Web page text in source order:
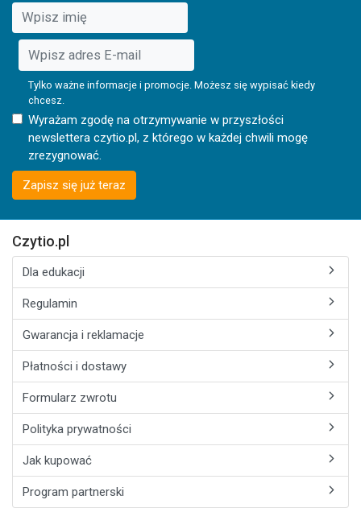
Tylko ważne informacje i promocje. Możesz się wypisać kiedy
chcesz.
Wyrażam zgodę na otrzymywanie w przyszłości
newslettera czytio.pl, z którego w każdej chwili mogę
zrezygnować.
Zapisz się już teraz
Czytio.pl
Dla edukacji
Regulamin
Gwarancja i reklamacje
Płatności i dostawy
Formularz zwrotu
Polityka prywatności
Jak kupować
Program partnerski